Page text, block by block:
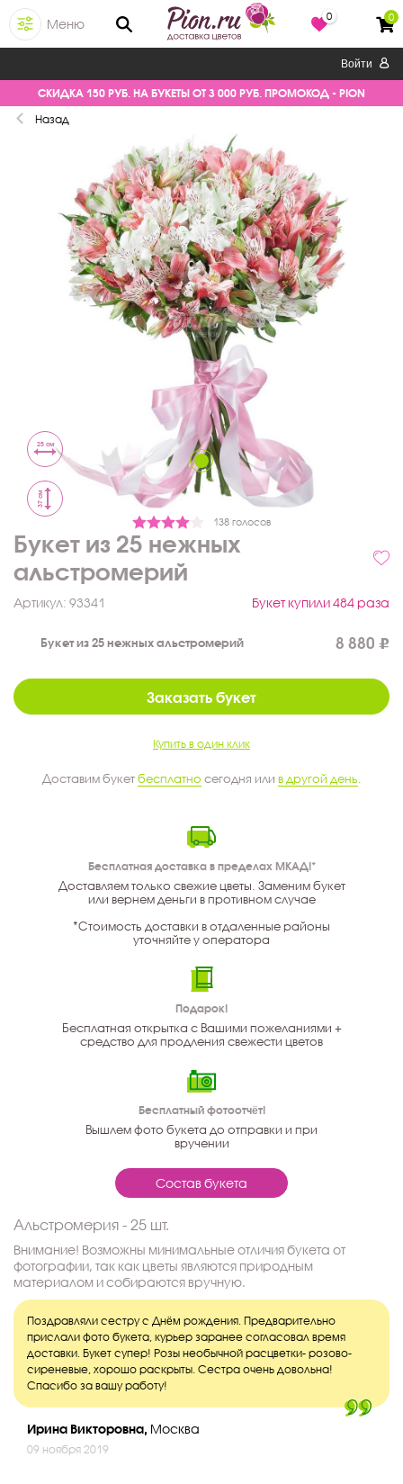
Меню
0 0
Войти
СКИДКА 150 РУБ. НА БУКЕТЫ ОТ 3 000 РУБ. ПРОМОКОД - PION
Назад
138 голосов
25 см
37 см
Букет из 25 нежных
альстромерий
Артикул: 93341 Букет купили 484 раза
Букет из 25 нежных альстромерий 8 880
Заказать букет
Купить в один клик
Доставим букетбесплатно сегодня или в другой день
Бесплатная доставка в пределах МКАД!*
Доставляем только свежие цветы. Заменим букет
или вернем деньги в противном случае
*Стоимость доставки в отдаленные районы
уточняйте у оператора
Подарок!
Бесплатная открытка с Вашими пожеланиями +
средство для продления свежести цветов
Бесплатный фотоотчёт!
Вышлем фото букета до отправки и при
вручении
Состав букета
Альстромерия - 25 шт.
Внимание! Возможны минимальные отличия букета от
фотографии, так как цветы являются природным
материалом и собираются вручную.
Поздравляли сестру с Днём рождения. Предварительно
прислали фото букета, курьер заранее согласовал время
доставки. Букет супер! Розы необычной расцветки- розово-
сиреневые, хорошо раскрыты. Сестра очень довольна!
Спасибо за вашу работу!
Ирина Викторовна, Москва
09 ноября 2019